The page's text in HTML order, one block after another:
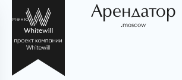
меню Арендатор
.moscow